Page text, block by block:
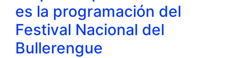
es la programación del
Festival Nacional del
Bullerengue